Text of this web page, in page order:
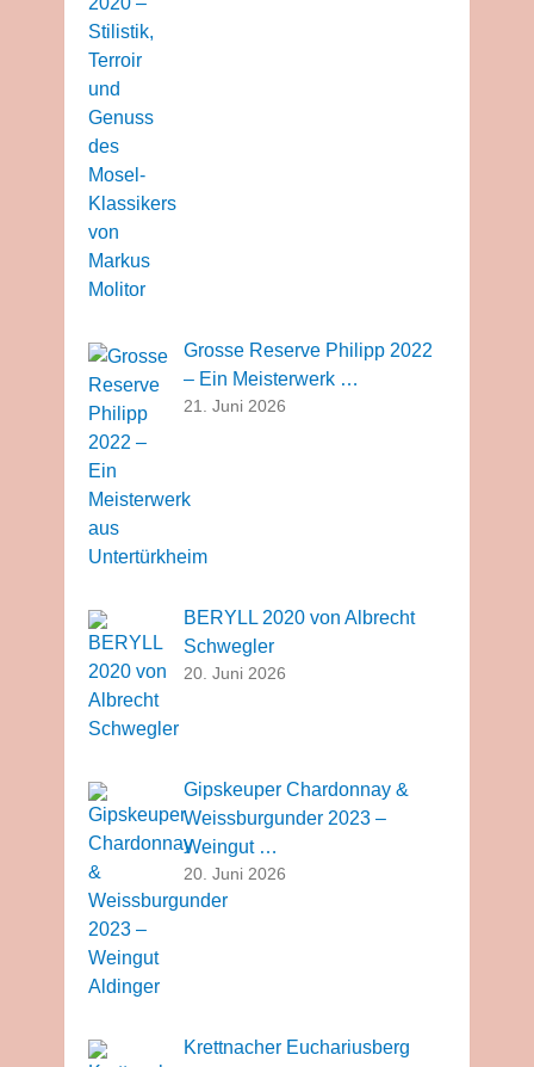
Grosse Reserve Philipp 2022
– Ein Meisterwerk …
21. Juni 2026
BERYLL 2020 von Albrecht
Schwegler
20. Juni 2026
Gipskeuper Chardonnay &
Weissburgunder 2023 –
Weingut …
20. Juni 2026
Krettnacher Euchariusberg